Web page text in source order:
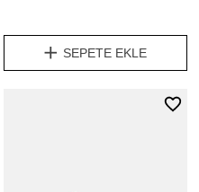
SEPETE EKLE